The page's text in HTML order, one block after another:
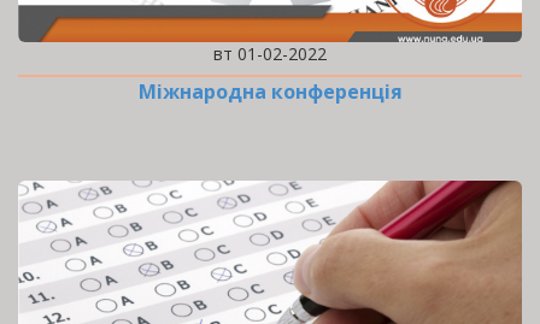
вт 01-02-2022
Міжнародна конференція